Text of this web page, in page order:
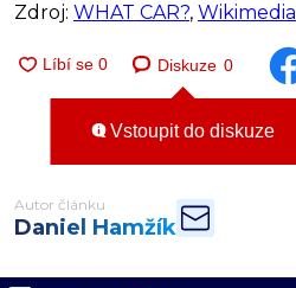
Zdroj: WHAT CAR?, Wikimedia
Diskuze 0
Vstoupit do diskuze
Autor článku
Daniel Hamžík